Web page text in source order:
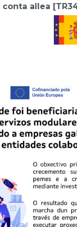
conta allea